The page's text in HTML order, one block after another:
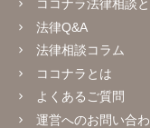
ココナラ法律相談
法律Q&A
法律相談コラム
ココナラとは
よくあるご質問
運営へのお問い合